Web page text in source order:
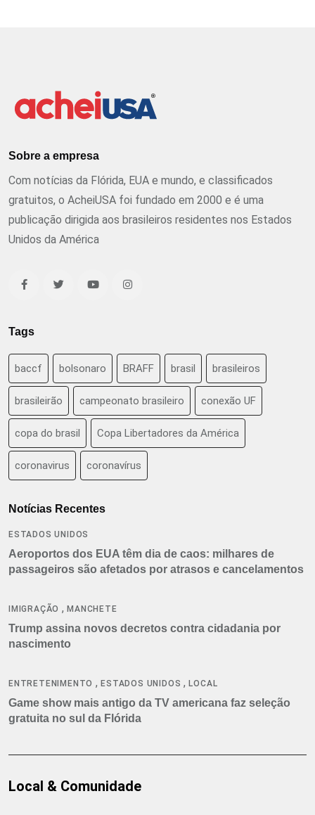
Sobre a empresa
Com notícias da Flórida, EUA e mundo, e classificados
gratuitos, o AcheiUSA foi fundado em 2000 e é uma
publicação dirigida aos brasileiros residentes nos Estados
Unidos da América
Tags
baccf bolsonaro BRAFF brasil brasileiros
brasileirão campeonato brasileiro conexão UF
copa do brasil Copa Libertadores da América
coronavirus coronavírus
Notícias Recentes
ESTADOS UNIDOS
Aeroportos dos EUA têm dia de caos: milhares de
passageiros são afetados por atrasos e cancelamentos
IMIGRAÇÃO ,MANCHETE
Trump assina novos decretos contra cidadania por
nascimento
ENTRETENIMENTO ,ESTADOS UNIDOS ,LOCAL
Game show mais antigo da TV americana faz seleção
gratuita no sul da Flórida
Local & Comunidade